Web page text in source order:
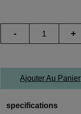
- +
Ajouter Au Panier
specifications